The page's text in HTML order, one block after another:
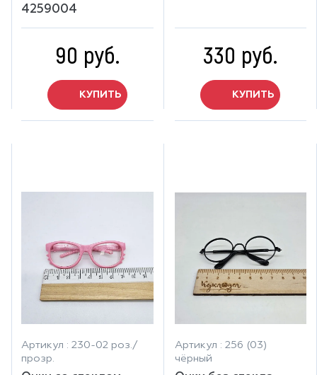
4259004
90 руб.
КУПИТЬ
330 руб.
КУПИТЬ
Артикул : 230-02 роз./
прозр.
Артикул : 256 (03)
чёрный